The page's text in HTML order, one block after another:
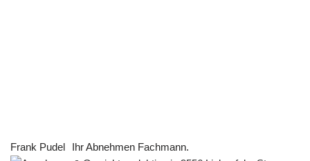
Frank Pudel Ihr Abnehmen Fachmann.